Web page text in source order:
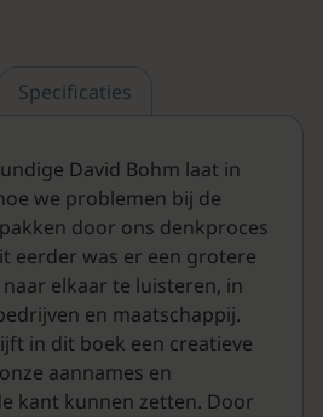
Specificaties
David Bohm laat in
we problemen bij de
door ons denkproces
eerder was er een grotere
elkaar te luisteren, in
en maatschappij.
in dit boek een creatieve
aannames en
kant kunnen zetten. Door